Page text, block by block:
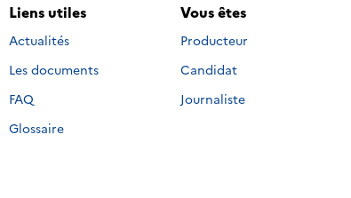
Liens utiles
Actualités
Les documents
FAQ
Glossaire
Vous êtes
Producteur
Candidat
Journaliste